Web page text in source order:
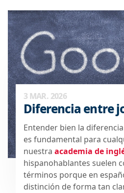
3 MAR. 2026
Diferencia entre
Entender bien la
es fundamental para
nuestra academia de
hispanohablantes suelen
términos porque en
distinción de forma tan